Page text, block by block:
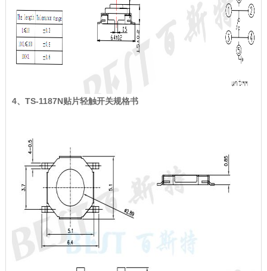
4、TS-1187N贴片轻触开关规格书